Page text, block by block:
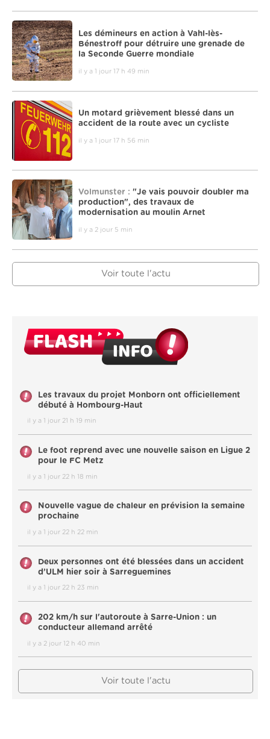
Les démineurs en action à Vahl-lès-
Bénestroff pour détruire une grenade de
la Seconde Guerre mondiale
il y a 1 jour 17 h 49 min
Un motard grièvement blessé dans un
accident de la route avec un cycliste
il y a 1 jour 17 h 56 min
Volmunster : "Je vais pouvoir doubler ma
production", des travaux de
modernisation au moulin Arnet
il y a 2 jour 5 min
Voir toute l'actu
Les travaux du projet Monborn ont officiellement
débuté à Hombourg-Haut
il y a 1 jour 21 h 19 min
Le foot reprend avec une nouvelle saison en Ligue 2
pour le FC Metz
il y a 1 jour 22 h 18 min
Nouvelle vague de chaleur en prévision la semaine
prochaine
il y a 1 jour 22 h 22 min
Deux personnes ont été blessées dans un accident
d’ULM hier soir à Sarreguemines
il y a 1 jour 22 h 23 min
202 km/h sur l'autoroute à Sarre-Union : un
conducteur allemand arrêté
il y a 2 jour 12 h 40 min
Voir toute l'actu